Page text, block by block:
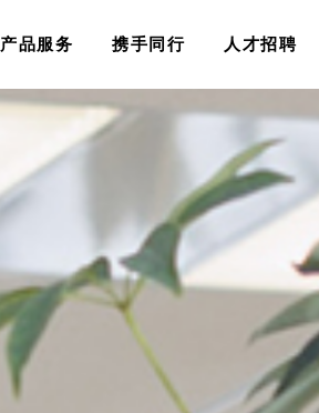
产品服务 携手同行 人才招聘